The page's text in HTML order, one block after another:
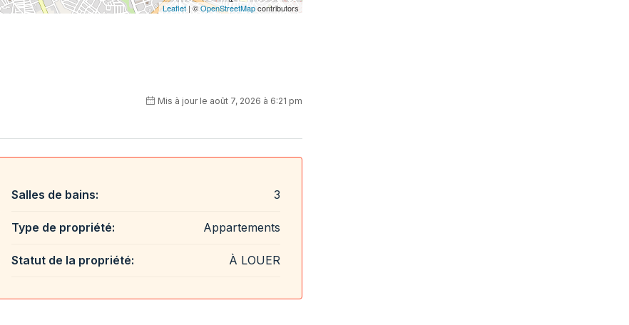
Leaflet| ©OpenStreetMapcontributors
Mis à jour le août 7, 2026 à 6:21 pm
Salles de bains: 3
Type de propriété: Appartements
Statut de la propriété: À LOUER